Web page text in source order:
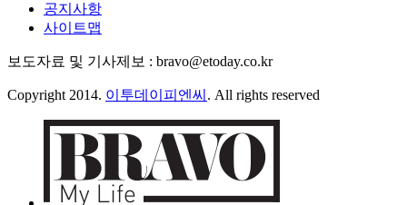
공지사항
사이트맵
보도자료 및 기사제보 : bravo@etoday.co.kr
Copyright 2014. 이투데이피엔씨 . All rights reserved